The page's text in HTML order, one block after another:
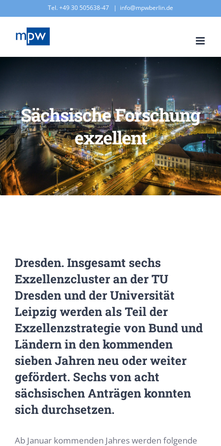
springen
Tel. +49 30 505638-47 | info@mpwberlin.de
Sächsische Forschung
exzellent
Dresden. Insgesamt sechs
Exzellenzcluster an der TU
Dresden und der Universität
Leipzig werden als Teil der
Exzellenzstrategie von Bund und
Ländern in den kommenden
sieben Jahren neu oder weiter
gefördert. Sechs von acht
sächsischen Anträgen konnten
sich durchsetzen.
Ab Januar kommenden Jahres werden folgende